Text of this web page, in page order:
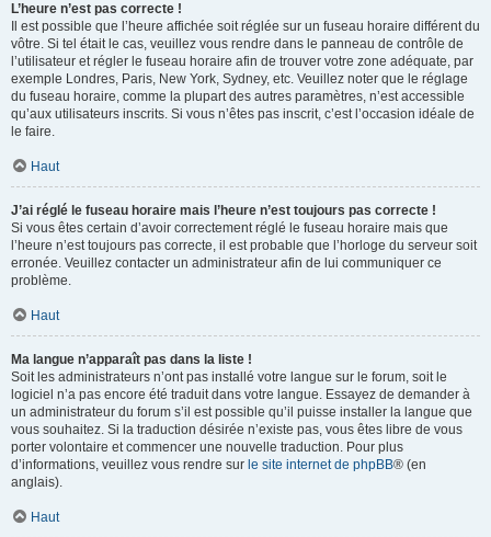
L’heure n’est pas correcte !
Il est possible que l’heure affichée soit réglée sur un fuseau horaire différent du
vôtre. Si tel était le cas, veuillez vous rendre dans le panneau de contrôle de
l’utilisateur et régler le fuseau horaire afin de trouver votre zone adéquate, par
exemple Londres, Paris, New York, Sydney, etc. Veuillez noter que le réglage
du fuseau horaire, comme la plupart des autres paramètres, n’est accessible
qu’aux utilisateurs inscrits. Si vous n’êtes pas inscrit, c’est l’occasion idéale de
le faire.
Haut
J’ai réglé le fuseau horaire mais l’heure n’est toujours pas correcte !
Si vous êtes certain d’avoir correctement réglé le fuseau horaire mais que
l’heure n’est toujours pas correcte, il est probable que l’horloge du serveur soit
erronée. Veuillez contacter un administrateur afin de lui communiquer ce
problème.
Haut
Ma langue n’apparaît pas dans la liste !
Soit les administrateurs n’ont pas installé votre langue sur le forum, soit le
logiciel n’a pas encore été traduit dans votre langue. Essayez de demander à
un administrateur du forum s’il est possible qu’il puisse installer la langue que
vous souhaitez. Si la traduction désirée n’existe pas, vous êtes libre de vous
porter volontaire et commencer une nouvelle traduction. Pour plus
d’informations, veuillez vous rendre sur le site internet de phpBB® (en
anglais).
Haut